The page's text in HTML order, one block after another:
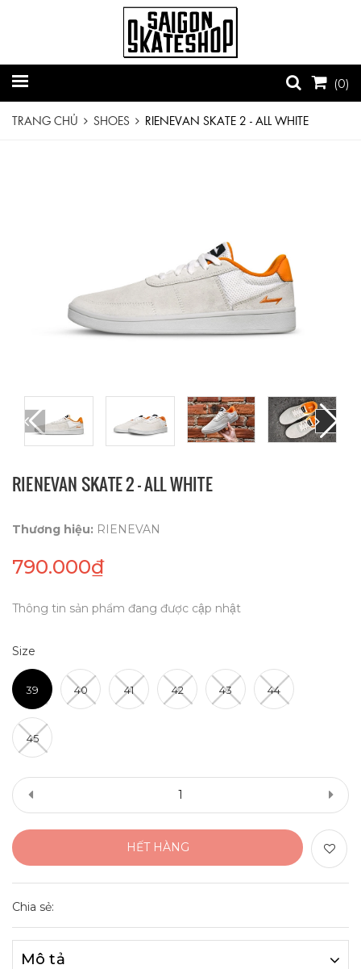
(0)
TRANG CHỦ SHOES RIENEVAN SKATE 2 - ALL WHITE
RIENEVAN SKATE 2 - ALL WHITE
Thương hiệu: RIENEVAN
790.000₫
Thông tin sản phẩm đang được cập nhật
Size
39 40 41 42 43 44
45
HẾT HÀNG
Chia sẻ:
Mô tả